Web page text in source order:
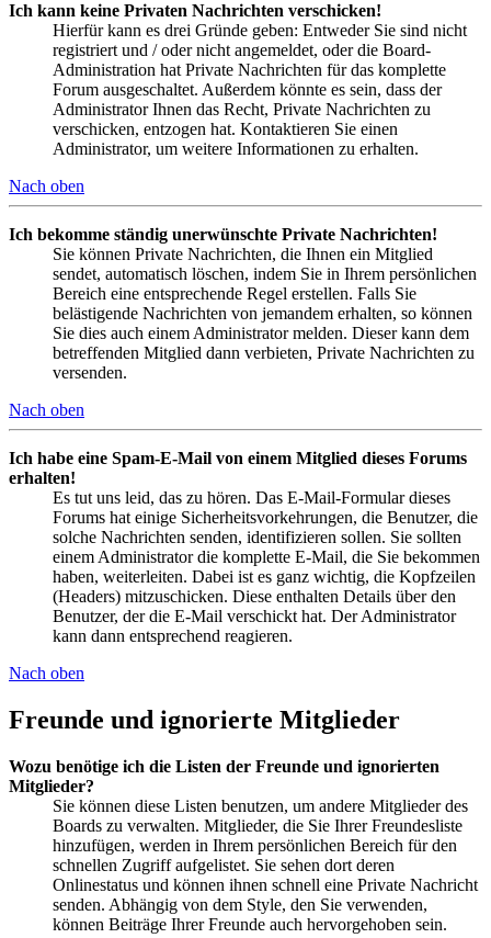
Ich kann keine Privaten Nachrichten verschicken!
Hierfür kann es drei Gründe geben: Entweder Sie sind nicht
registriert und / oder nicht angemeldet, oder die Board-
Administration hat Private Nachrichten für das komplette
Forum ausgeschaltet. Außerdem könnte es sein, dass der
Administrator Ihnen das Recht, Private Nachrichten zu
verschicken, entzogen hat. Kontaktieren Sie einen
Administrator, um weitere Informationen zu erhalten.
Nach oben
Ich bekomme ständig unerwünschte Private Nachrichten!
Sie können Private Nachrichten, die Ihnen ein Mitglied
sendet, automatisch löschen, indem Sie in Ihrem persönlichen
Bereich eine entsprechende Regel erstellen. Falls Sie
belästigende Nachrichten von jemandem erhalten, so können
Sie dies auch einem Administrator melden. Dieser kann dem
betreffenden Mitglied dann verbieten, Private Nachrichten zu
versenden.
Nach oben
Ich habe eine Spam-E-Mail von einem Mitglied dieses Forums
erhalten!
Es tut uns leid, das zu hören. Das E-Mail-Formular dieses
Forums hat einige Sicherheitsvorkehrungen, die Benutzer, die
solche Nachrichten senden, identifizieren sollen. Sie sollten
einem Administrator die komplette E-Mail, die Sie bekommen
haben, weiterleiten. Dabei ist es ganz wichtig, die Kopfzeilen
(Headers) mitzuschicken. Diese enthalten Details über den
Benutzer, der die E-Mail verschickt hat. Der Administrator
kann dann entsprechend reagieren.
Nach oben
Freunde und ignorierte Mitglieder
Wozu benötige ich die Listen der Freunde und ignorierten
Mitglieder?
Sie können diese Listen benutzen, um andere Mitglieder des
Boards zu verwalten. Mitglieder, die Sie Ihrer Freundesliste
hinzufügen, werden in Ihrem persönlichen Bereich für den
schnellen Zugriff aufgelistet. Sie sehen dort deren
Onlinestatus und können ihnen schnell eine Private Nachricht
senden. Abhängig von dem Style, den Sie verwenden,
können Beiträge Ihrer Freunde auch hervorgehoben sein.